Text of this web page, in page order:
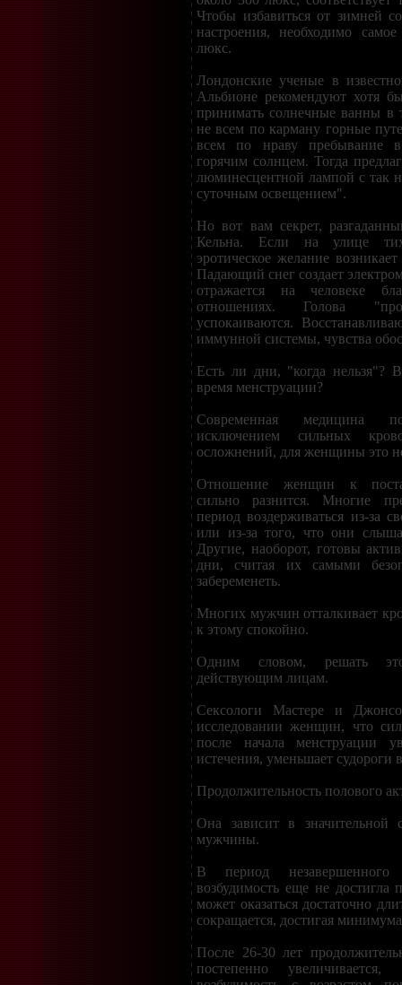
Чтобы избавиться от зимней
настроения, необходимо
люкс.
Лондонские ученые в
Альбионе рекомендуют хотя
принимать солнечные ванны в
не всем по карману горные
всем по нраву пребывание
горячим солнцем. Тогда
люминесцентной лампой с так
суточным освещением".
Но вот вам секрет,
Кельна. Если на улице
эротическое желание
Падающий снег создает
отражается на человеке
отношениях. Голова
успокаиваются.
иммунной системы, чувства
Есть ли дни, "когда нельзя"?
время менструации?
Современная медицина
исключением сильных
осложнений, для женщины это
Отношение женщин к
сильно разнится. Многие
период воздерживаться из-за
или из-за того, что они
Другие, наоборот, готовы
дни, считая их самыми
забеременеть.
Многих мужчин отталкивает
к этому спокойно.
Одним словом, решать
действующим лицам.
Сексологи Мастере и
исследовании женщин, что
после начала менструации
истечения, уменьшает судороги
Продолжительность полового
Она зависит в значительной
мужчины.
В период незавершенного
возбудимость еще не достигла
может оказаться достаточно
сокращается, достигая
После 26-30 лет
постепенно